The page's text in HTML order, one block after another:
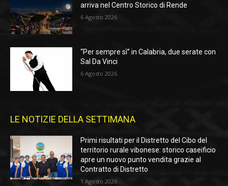
arriva nel Centro Storico di Rende
6 Agosto 2026
“Per sempre sì” in Calabria, due serate con
Sal Da Vinci
6 Agosto 2026
LE NOTIZIE DELLA SETTIMANA
Primi risultati per il Distretto del Cibo del
territorio rurale vibonese: storico caseificio
apre un nuovo punto vendita grazie al
Contratto di Distretto
1 Agosto 2026